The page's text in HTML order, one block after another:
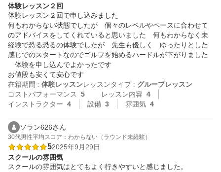
体験レッスン２回
体験レッスン２回で申し込みました
何もわからない状態でしたが　個々のレベルやペースに合わせて
のアドバイスをしてくれていると思いました　何もわからなく未
経験で恐る恐るの体験でしたが　先生も優しく　ゆったりとした
感じでのスタートなのでゴルフを始めるハードルが下がりました
体験を申し込んでよかったです
お値段も安くて安心です
在籍期間 : 体験レッスンレッスンタイプ : グループレッスン
コストパフォーマンス
5 レッスン内容 4
インストラクター 4 設備 3 雰囲気 4
ソラン626さん
30代男性平均スコア：わからない（ラウンド未経験）
52025年9月29日
スクールの雰囲気
スクールの雰囲気はとてもよく行きやすいと感じました。